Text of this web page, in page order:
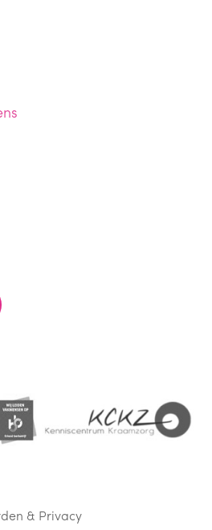
& Privacy